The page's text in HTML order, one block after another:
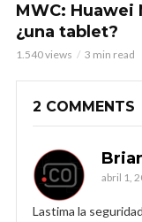
MWC: Huawei
¿una tablet?
1.540 views 3 min read
2 COMMENTS
abril 1,
Lastima la